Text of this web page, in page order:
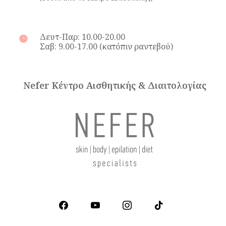
Δευτ-Παρ: 10.00-20.00
Σαβ: 9.00-17.00 (κατόπιν ραντεβού)
Nefer Κέντρο Αισθητικής & Διαιτολογίας
facebook youtube instagram tiktok